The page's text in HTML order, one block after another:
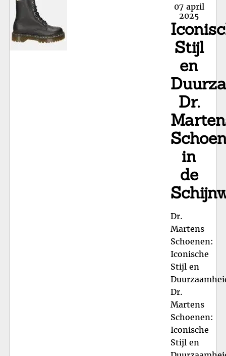
37:
Posted
on
07 april
2025
Stijl
en
Dr.
in
de
Dr.
Martens
Schoenen:
Iconische
Stijl en
Dr.
Martens
Schoenen:
Iconische
Stijl en